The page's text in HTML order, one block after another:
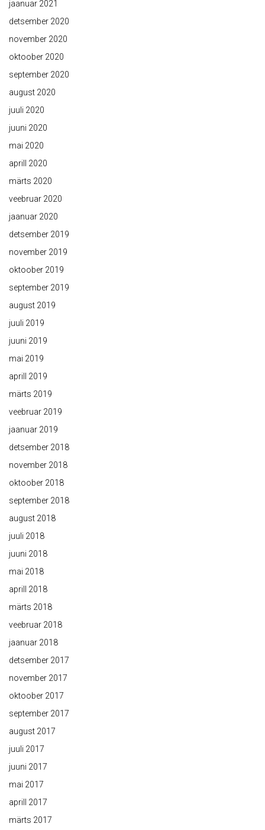
jaanuar 2021
detsember 2020
november 2020
oktoober 2020
september 2020
august 2020
juuli 2020
juuni 2020
mai 2020
aprill 2020
märts 2020
veebruar 2020
jaanuar 2020
detsember 2019
november 2019
oktoober 2019
september 2019
august 2019
juuli 2019
juuni 2019
mai 2019
aprill 2019
märts 2019
veebruar 2019
jaanuar 2019
detsember 2018
november 2018
oktoober 2018
september 2018
august 2018
juuli 2018
juuni 2018
mai 2018
aprill 2018
märts 2018
veebruar 2018
jaanuar 2018
detsember 2017
november 2017
oktoober 2017
september 2017
august 2017
juuli 2017
juuni 2017
mai 2017
aprill 2017
märts 2017